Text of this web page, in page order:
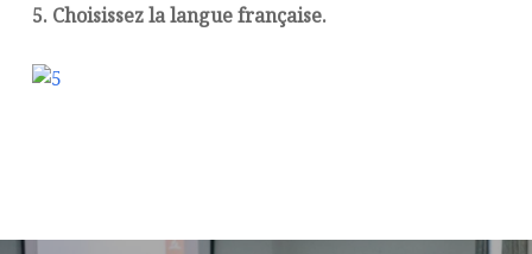
5. Choisissez la langue française.